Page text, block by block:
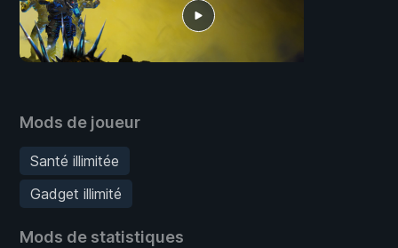
Mods de joueur
Santé illimitée
Gadget illimité
Mods de statistiques